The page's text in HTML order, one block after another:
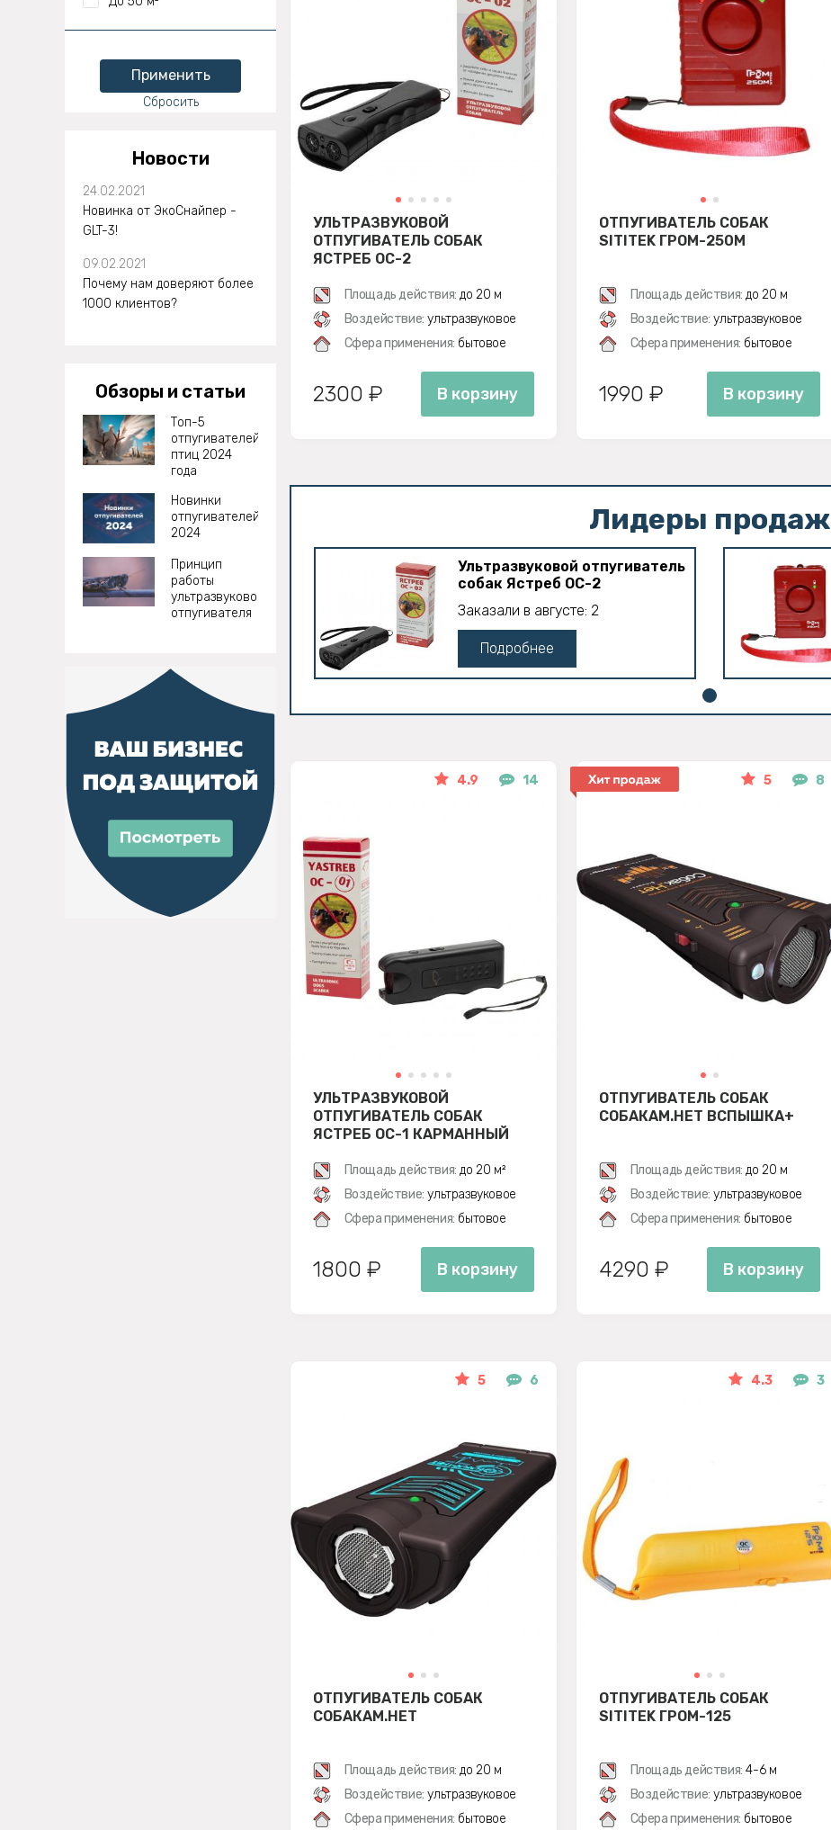
Применить
Сбросить
Новости
24.02.2021
Новинка от ЭкоСнайпер -
GLT-3!
09.02.2021
Почему нам доверяют более
1000 клиентов?
Обзоры и статьи
Топ-5
отпугивателей
птиц 2024
года
Новинки
отпугивателей
2024
Принцип
работы
ультразвукового
отпугивателя
УЛЬТРАЗВУКОВОЙ
ОТПУГИВАТЕЛЬ СОБАК
ЯСТРЕБ ОС-2
Площадь действия: до 20 м
Воздействие: ультразвуковое
Сфера применения: бытовое
2300 ₽ В корзину
ОТПУГИВАТЕЛЬ СОБАК
SITITEK ГРОМ-250M
Площадь действия: до 20 м
Воздействие: ультразвуковое
Сфера применения: бытовое
1990 ₽ В корзину
Лидеры продаж
Ультразвуковой отпугиватель
собак Ястреб ОС-2
Заказали в августе: 2
Подробнее
4.9 14
УЛЬТРАЗВУКОВОЙ
ОТПУГИВАТЕЛЬ СОБАК
ЯСТРЕБ ОС-1 КАРМАННЫЙ
Площадь действия: до 20 м²
Воздействие: ультразвуковое
Сфера применения: бытовое
1800 ₽ В корзину
5 8
ОТПУГИВАТЕЛЬ СОБАК
СОБАКАМ.НЕТ ВСПЫШКА+
Площадь действия: до 20 м
Воздействие: ультразвуковое
Сфера применения: бытовое
4290 ₽ В корзину
5 6
ОТПУГИВАТЕЛЬ СОБАК
СОБАКАМ.НЕТ
Площадь действия: до 20 м
Воздействие: ультразвуковое
Сфера применения: бытовое
4.3 3
ОТПУГИВАТЕЛЬ СОБАК
SITITEK ГРОМ-125
Площадь действия: 4-6 м
Воздействие: ультразвуковое
Сфера применения: бытовое